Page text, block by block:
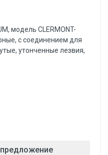
модель CLERMONT-
с соединением для
утонченные лезвия,